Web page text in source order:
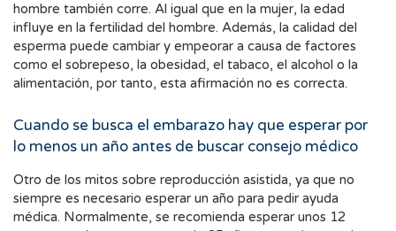
hombre también corre. Al igual que en la mujer, la edad
influye en la fertilidad del hombre. Además, la calidad del
esperma puede cambiar y empeorar a causa de factores
como el sobrepeso, la obesidad, el tabaco, el alcohol o la
alimentación, por tanto, esta afirmación no es correcta.
Cuando se busca el embarazo hay que esperar por
lo menos un año antes de buscar consejo médico
Otro de los mitos sobre reproducción asistida, ya que no
siempre es necesario esperar un año para pedir ayuda
médica. Normalmente, se recomienda esperar unos 12